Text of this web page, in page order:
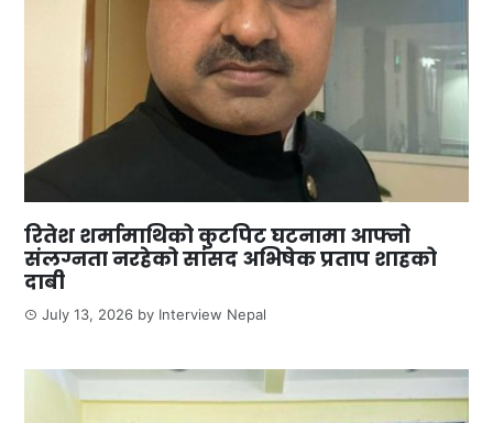
रितेश शर्मामाथिको कुटपिट घटनामा आफ्नो
संलग्नता नरहेको सांसद अभिषेक प्रताप शाहको
दाबी
July 13, 2026 by Interview Nepal